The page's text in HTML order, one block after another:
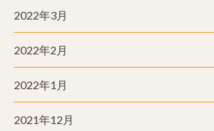
2022年3月
2022年2月
2022年1月
2021年12月